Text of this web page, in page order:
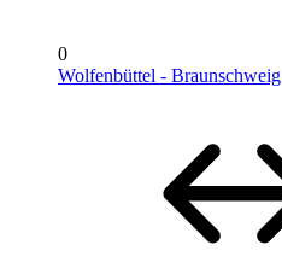
0
Wolfenbüttel - Braunschweig